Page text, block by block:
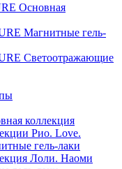
Основная
Магнитные гель-
Cветоотражающие
коллекция
Рио. Love.
гель-лаки
Лоли. Наоми